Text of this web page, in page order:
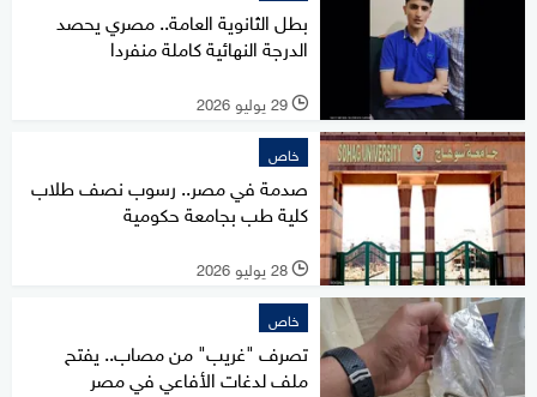
بطل الثانوية العامة.. مصري يحصد
الدرجة النهائية كاملة منفردا
l 29 يوليو 2026
خاص
صدمة في مصر.. رسوب نصف طلاب
كلية طب بجامعة حكومية
l 28 يوليو 2026
خاص
تصرف "غريب" من مصاب.. يفتح
ملف لدغات الأفاعي في مصر